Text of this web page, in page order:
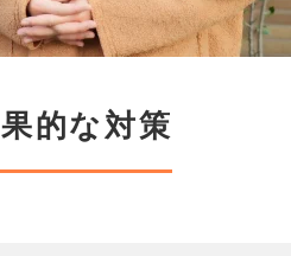
的な対策